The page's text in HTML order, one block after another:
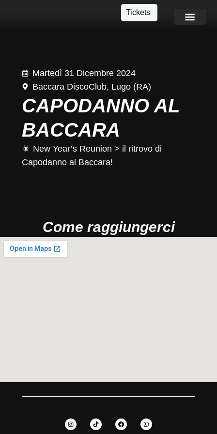
Tickets
Martedì 31 Dicembre 2024
Baccara DiscoClub, Lugo (RA)
CAPODANNO AL
BACCARA
🎇 New Year’s Reunion > il ritrovo di
Capodanno al Baccara!
Come raggiungerci